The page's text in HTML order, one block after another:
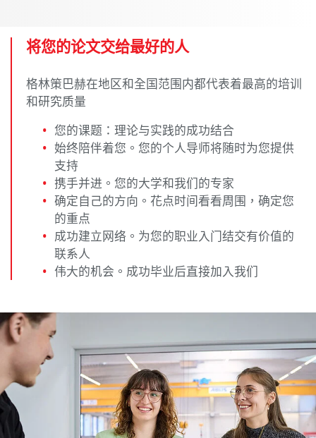
将您的论文交给最好的人
格林策巴赫在地区和全国范围内都代表着最高的培训
和研究质量
您的课题：理论与实践的成功结合
始终陪伴着您。您的个人导师将随时为您提供
支持
携手并进。您的大学和我们的专家
确定自己的方向。花点时间看看周围，确定您
的重点
成功建立网络。为您的职业入门结交有价值的
联系人
伟大的机会。成功毕业后直接加入我们